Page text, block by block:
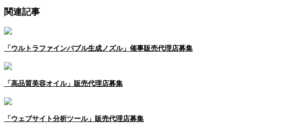
関連記事
「ウルトラファインバブル生成ノズル」催事販売代理店募集
「高品質美容オイル」販売代理店募集
「ウェブサイト分析ツール」販売代理店募集